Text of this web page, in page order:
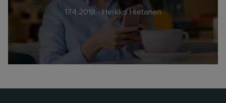
17.4.2018 - Herkko Hietanen